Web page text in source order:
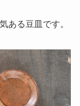
ある豆皿です。